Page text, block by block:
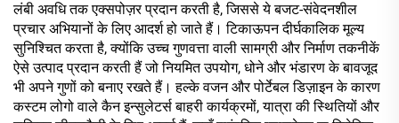
लंबी अवधि तक एक्सपोज़र प्रदान करती है, जिससे ये बजट-संवेदनशील
प्रचार अभियानों के लिए आदर्श हो जाते हैं। टिकाऊपन दीर्घकालिक मूल्य
सुनिश्चित करता है, क्योंकि उच्च गुणवत्ता वाली सामग्री और निर्माण तकनीकें
ऐसे उत्पाद प्रदान करती हैं जो नियमित उपयोग, धोने और भंडारण के बावजूद
भी अपने गुणों को बनाए रखते हैं। हल्के वजन और पोर्टेबल डिज़ाइन के कारण
कस्टम लोगो वाले कैन इन्सुलेटर्स बाहरी कार्यक्रमों, यात्रा की स्थितियों और